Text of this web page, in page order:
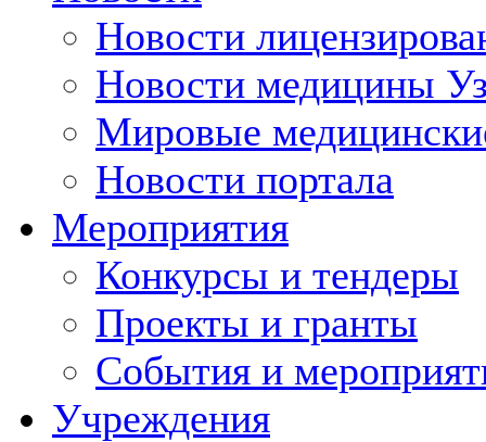
Новости
Новости медицины
Мировые
Новости портала
Мероприятия
Конкурсы и тендеры
Проекты и гранты
События и
Учреждения